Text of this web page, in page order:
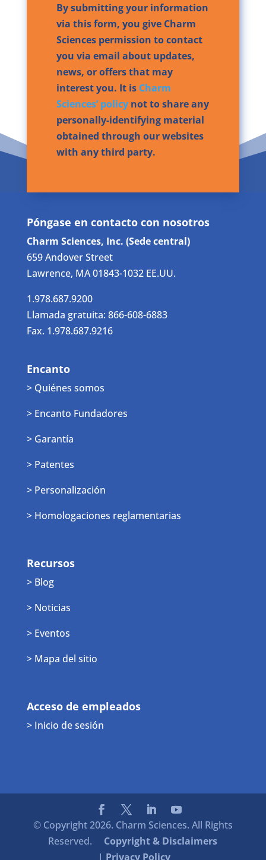
By submitting your information
via this form, you give Charm
Sciences permission to contact
you via email about updates,
news, or offers that may
interest you. It is Charm
Sciences’ policynot to share any
personally-identifying material
obtained through our websites
with any third party.
Póngase en contacto con nosotros
Charm Sciences, Inc. (Sede central)
659 Andover Street
Lawrence, MA 01843-1032 EE.UU.
1.978.687.9200
Llamada gratuita: 866-608-6883
Fax. 1.978.687.9216
Encanto
> Quiénes somos
> Encanto Fundadores
> Garantía
> Patentes
> Personalización
> Homologaciones reglamentarias
Recursos
> Blog
> Noticias
> Eventos
> Mapa del sitio
Acceso de empleados
> Inicio de sesión
© Copyright 2026. Charm Sciences. All Rights
Reserved.
Copyright & Disclaimers
| Privacy Policy